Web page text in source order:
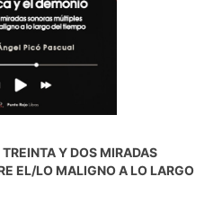
Y DOS MIRADAS
EL/LO MALIGNO A LO LARGO